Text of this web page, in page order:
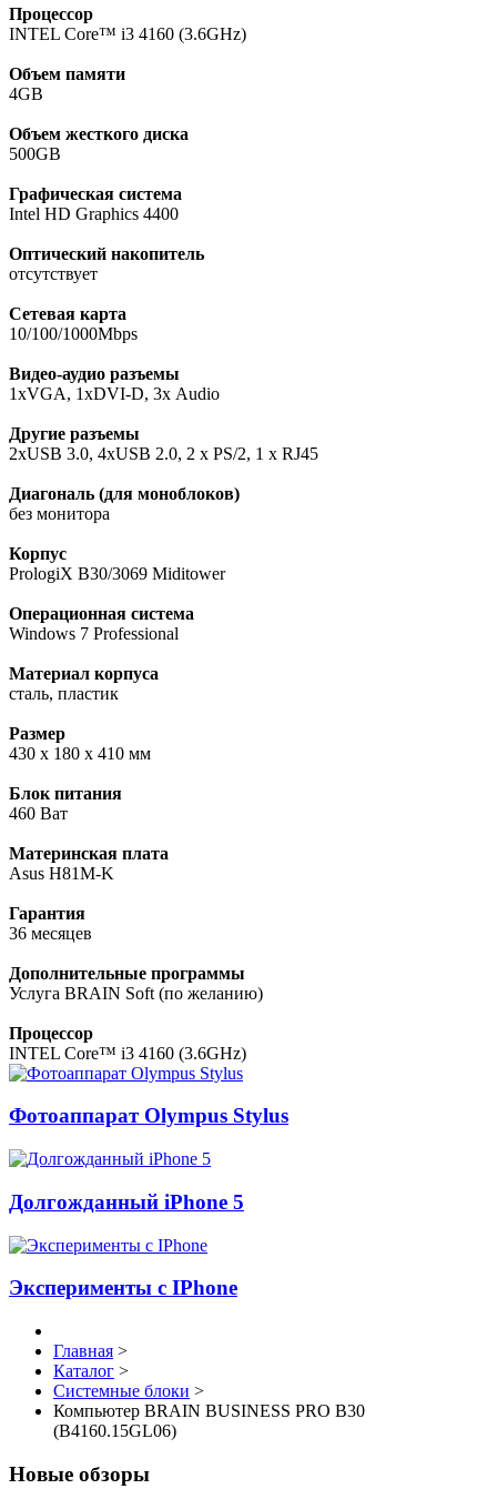
Процессор
INTEL Core™ i3 4160 (3.6GHz)
Объем памяти
4GB
Объем жесткого диска
500GB
Графическая система
Intel HD Graphics 4400
Оптический накопитель
отсутствует
Сетевая карта
10/100/1000Mbps
Видео-аудио разъемы
1xVGA, 1xDVI-D, 3х Audio
Другие разъемы
2xUSB 3.0, 4xUSB 2.0, 2 х PS/2, 1 x RJ45
Диагональ (для моноблоков)
без монитора
Корпус
PrologiX B30/3069 Miditower
Операционная система
Windows 7 Professional
Материал корпуса
сталь, пластик
Размер
430 х 180 х 410 мм
Блок питания
460 Вaт
Материнская плата
Asus H81M-K
Гарантия
36 месяцев
Дополнительные программы
Услуга BRAIN Soft (по желанию)
Процессор
INTEL Core™ i3 4160 (3.6GHz)
Фотоаппарат Olympus Stylus
Долгожданный iPhone 5
Эксперименты с IPhone
Главная >
Каталог >
Системные блоки >
Компьютер BRAIN BUSINESS PRO B30
(B4160.15GL06)
Новые обзоры